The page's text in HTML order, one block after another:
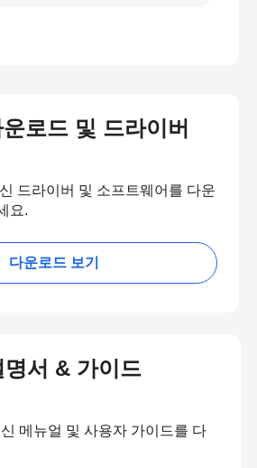
운로드 및 드라이버
드라이버 및 소프트웨어를 다운
요.
다운로드 보기
명서 & 가이드
메뉴얼 및 사용자 가이드를 다